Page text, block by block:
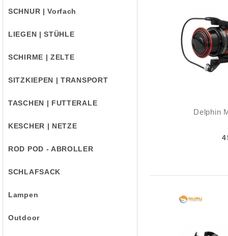
SCHNUR | Vorfach
LIEGEN | STÜHLE
SCHIRME | ZELTE
SITZKIEPEN | TRANSPORT
TASCHEN | FUTTERALE
KESCHER | NETZE
ROD POD - ABROLLER
SCHLAFSACK
Lampen
Outdoor
Delphin